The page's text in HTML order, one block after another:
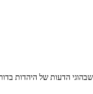
הדעות של היהדות